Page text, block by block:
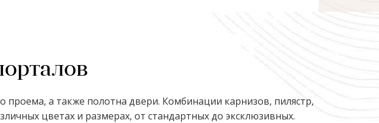
а также полотна двери. Комбинации карнизов, пилястр,
цветах и размерах, от стандартных до эксклюзивных.